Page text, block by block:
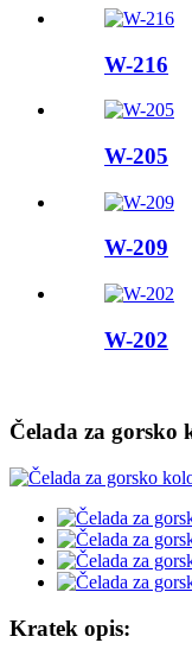
W-216
W-205
W-209
W-202
Čelada za gorsko
Kratek opis: